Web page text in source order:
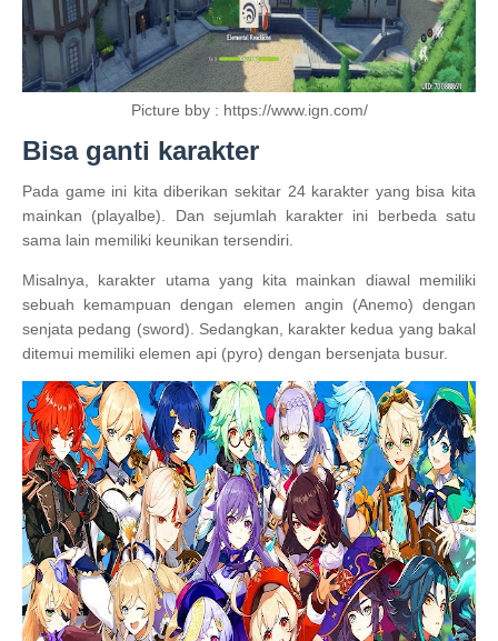
Picture bby : https://www.ign.com/
Bisa ganti karakter
Pada game ini kita diberikan sekitar 24 karakter yang bisa kita
mainkan (playalbe). Dan sejumlah karakter ini berbeda satu
sama lain memiliki keunikan tersendiri.
Misalnya, karakter utama yang kita mainkan diawal memiliki
sebuah kemampuan dengan elemen angin (Anemo) dengan
senjata pedang (sword). Sedangkan, karakter kedua yang bakal
ditemui memiliki elemen api (pyro) dengan bersenjata busur.